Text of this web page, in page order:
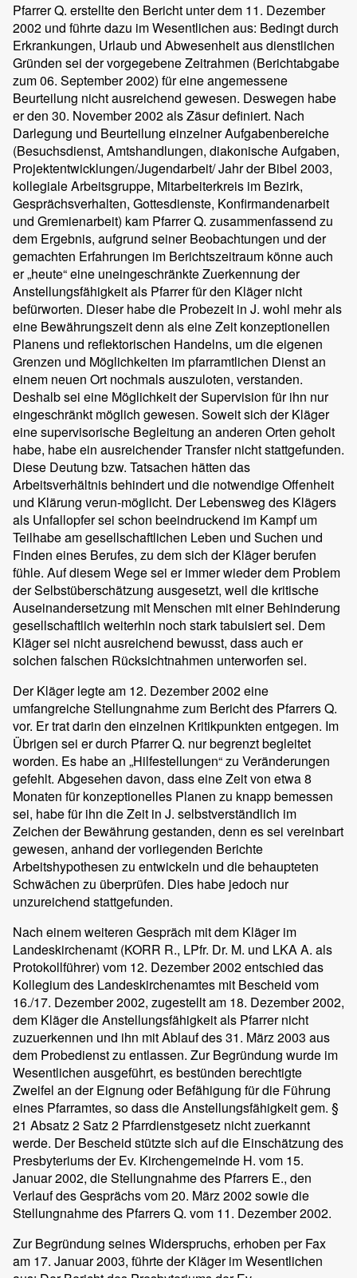
Pfarrer Q. erstellte den Bericht unter dem 11. Dezember
2002 und führte dazu im Wesentlichen aus: Bedingt durch
Erkrankungen, Urlaub und Abwesenheit aus dienstlichen
Gründen sei der vorgegebene Zeitrahmen (Berichtabgabe
zum 06. September 2002) für eine angemessene
Beurteilung nicht ausreichend gewesen. Deswegen habe
er den 30. November 2002 als Zäsur definiert. Nach
Darlegung und Beurteilung einzelner Aufgabenbereiche
(Besuchsdienst, Amtshandlungen, diakonische Aufgaben,
Projektentwicklungen/Jugendarbeit/ Jahr der Bibel 2003,
kollegiale Arbeitsgruppe, Mitarbeiterkreis im Bezirk,
Gesprächsverhalten, Gottesdienste, Konfirmandenarbeit
und Gremienarbeit) kam Pfarrer Q. zusammenfassend zu
dem Ergebnis, aufgrund seiner Beobachtungen und der
gemachten Erfahrungen im Berichtszeitraum könne auch
er „heute“ eine uneingeschränkte Zuerkennung der
Anstellungsfähigkeit als Pfarrer für den Kläger nicht
befürworten. Dieser habe die Probezeit in J. wohl mehr als
eine Bewährungszeit denn als eine Zeit konzeptionellen
Planens und reflektorischen Handelns, um die eigenen
Grenzen und Möglichkeiten im pfarramtlichen Dienst an
einem neuen Ort nochmals auszuloten, verstanden.
Deshalb sei eine Möglichkeit der Supervision für ihn nur
eingeschränkt möglich gewesen. Soweit sich der Kläger
eine supervisorische Begleitung an anderen Orten geholt
habe, habe ein ausreichender Transfer nicht stattgefunden.
Diese Deutung bzw. Tatsachen hätten das
Arbeitsverhältnis behindert und die notwendige Offenheit
und Klärung verun-möglicht. Der Lebensweg des Klägers
als Unfallopfer sei schon beeindruckend im Kampf um
Teilhabe am gesellschaftlichen Leben und Suchen und
Finden eines Berufes, zu dem sich der Kläger berufen
fühle. Auf diesem Wege sei er immer wieder dem Problem
der Selbstüberschätzung ausgesetzt, weil die kritische
Auseinandersetzung mit Menschen mit einer Behinderung
gesellschaftlich weiterhin noch stark tabuisiert sei. Dem
Kläger sei nicht ausreichend bewusst, dass auch er
solchen falschen Rücksichtnahmen unterworfen sei.
Der Kläger legte am 12. Dezember 2002 eine
umfangreiche Stellungnahme zum Bericht des Pfarrers Q.
vor. Er trat darin den einzelnen Kritikpunkten entgegen. Im
Übrigen sei er durch Pfarrer Q. nur begrenzt begleitet
worden. Es habe an „Hilfestellungen“ zu Veränderungen
gefehlt. Abgesehen davon, dass eine Zeit von etwa 8
Monaten für konzeptionelles Planen zu knapp bemessen
sei, habe für ihn die Zeit in J. selbstverständlich im
Zeichen der Bewährung gestanden, denn es sei vereinbart
gewesen, anhand der vorliegenden Berichte
Arbeitshypothesen zu entwickeln und die behaupteten
Schwächen zu überprüfen. Dies habe jedoch nur
unzureichend stattgefunden.
Nach einem weiteren Gespräch mit dem Kläger im
Landeskirchenamt (KORR R., LPfr. Dr. M. und LKA A. als
Protokollführer) vom 12. Dezember 2002 entschied das
Kollegium des Landeskirchenamtes mit Bescheid vom
16./17. Dezember 2002, zugestellt am 18. Dezember 2002,
dem Kläger die Anstellungsfähigkeit als Pfarrer nicht
zuzuerkennen und ihn mit Ablauf des 31. März 2003 aus
dem Probedienst zu entlassen. Zur Begründung wurde im
Wesentlichen ausgeführt, es bestünden berechtigte
Zweifel an der Eignung oder Befähigung für die Führung
eines Pfarramtes, so dass die Anstellungsfähigkeit gem. §
21 Absatz 2 Satz 2 Pfarrdienstgesetz nicht zuerkannt
werde. Der Bescheid stützte sich auf die Einschätzung des
Presbyteriums der Ev. Kirchengemeinde H. vom 15.
Januar 2002, die Stellungnahme des Pfarrers E., den
Verlauf des Gesprächs vom 20. März 2002 sowie die
Stellungnahme des Pfarrers Q. vom 11. Dezember 2002.
Zur Begründung seines Widerspruchs, erhoben per Fax
am 17. Januar 2003, führte der Kläger im Wesentlichen